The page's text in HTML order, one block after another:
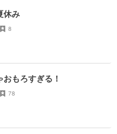
休み
8
もろすぎる！
78